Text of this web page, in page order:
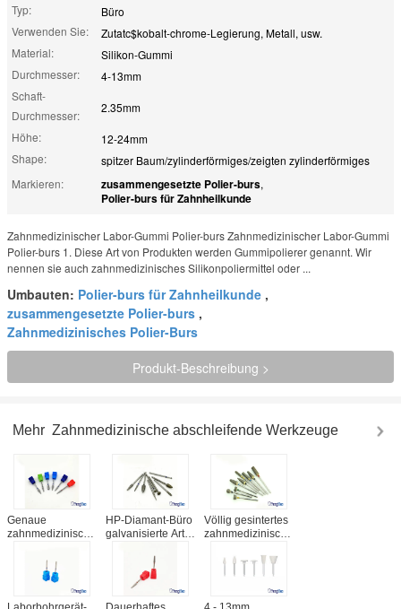
Typ:
Büro
Verwenden Sie:
Zutatc$kobalt-chrome-Legierung, Metall, usw.
Material:
Silikon-Gummi
Durchmesser:
4-13mm
Schaft-
Durchmesser:
2.35mm
Höhe:
12-24mm
Shape:
spitzer Baum/zylinderförmiges/zeigten zylinderförmiges
Markieren:
zusammengesetzte Polier-burs,
Polier-burs für Zahnheilkunde
Zahnmedizinischer Labor-Gummi Polier-burs Zahnmedizinischer Labor-Gummi
Polier-burs 1. Diese Art von Produkten werden Gummipolierer genannt. Wir
nennen sie auch zahnmedizinisches Silikonpoliermittel oder ...
Umbauten: Polier-burs für Zahnheilkunde ,
zusammengesetzte Polier-burs ,
Zahnmedizinisches Polier-Burs
Produkt-Beschreibung >
Mehr Zahnmedizinische abschleifende Werkzeuge
Genaue
zahnmedizinische
Werkzeuge,
zahnmedizinischer
Laborgebrauchs-
Hartmetall-
HP-Diamant-Büro
galvanisierte Art
zahnmedizinisches
Labordas
keramische
Reiben/polierend
Völlig gesintertes
zahnmedizinisches
bearbeitet HP-Art
zahnmedizinisches
Labordiamant-
Büro